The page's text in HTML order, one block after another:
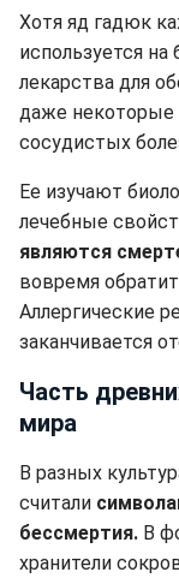
Хотя яд гадюк
используется
лекарства для
даже некоторые
сосудистых
Ее изучают
лечебные
являются
вовремя
Аллергические
заканчивается
Часть
мира
В разных
считали
бессмертия. В
хранители